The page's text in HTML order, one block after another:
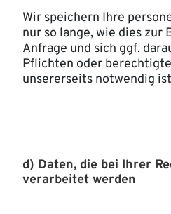
Wir speichern Ihre
nur so lange, wie dies zur
Anfrage und sich ggf.
Pflichten oder
unsererseits notwendig
d) Daten, die bei Ihrer
verarbeitet werden